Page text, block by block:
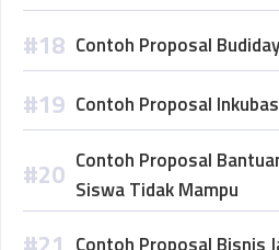
Contoh Proposal
Contoh Proposal
Contoh Proposal
Siswa Tidak Mampu